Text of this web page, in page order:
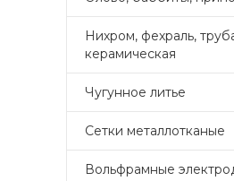
Нихром, фехраль,
керамическая
Чугунное литье
Сетки металлотканые
Вольфрамные